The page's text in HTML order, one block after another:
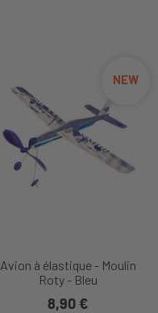
Avion à élastique - Moulin
Roty - Bleu
NEW
8,90 €